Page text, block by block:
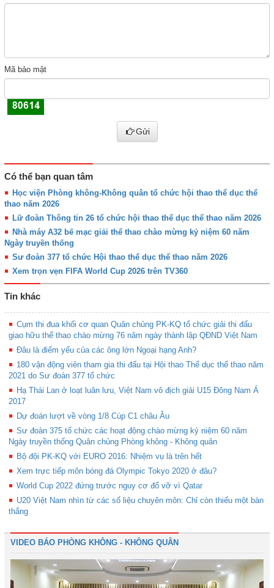
Mã bảo mật
Gửi
Có thể bạn quan tâm
Học viện Phòng không-Không quân tổ chức hội thao thể dục thể
thao năm 2026
Lữ đoàn Thông tin 26 tổ chức hội thao thể dục thể thao năm 2026
Nhà máy A32 bế mạc giải thể thao chào mừng kỷ niệm 60 năm
Ngày truyền thống
Sư đoàn 377 tổ chức Hội thao thể dục thể thao năm 2026
Xem trọn vẹn FIFA World Cup 2026 trên TV360
Tin khác
Cụm thi đua khối cơ quan Quân chủng PK-KQ tổ chức giải thi đấu
giao hữu thể thao chào mừng 76 năm ngày thành lập QĐND Việt Nam
Đâu là điểm yếu của các ông lớn Ngoại hạng Anh?
180 vận động viên tham gia thi đấu tại Hội thao Thể dục thể thao năm
2021 do Sư đoàn 377 tổ chức
Hạ Thái Lan ở loạt luân lưu, Việt Nam vô địch giải U15 Đông Nam Á
2017
Dự đoán lượt về vòng 1/8 Cúp C1 châu Âu
Sư đoàn 375 tổ chức các hoạt động chào mừng kỷ niệm 60 năm
Ngày truyền thống Quân chủng Phòng không - Không quân
Bộ đội PK-KQ với EURO 2016: Nhiệm vụ là trên hết
Xem trực tiếp môn bóng đá Olympic Tokyo 2020 ở đâu?
World Cup 2022 đứng trước nguy cơ đổ vỡ vì Qatar
U20 Việt Nam nhìn từ các số liệu chuyên môn: Chỉ còn thiếu một bàn
thắng
VIDEO BÁO PHÒNG KHÔNG - KHÔNG QUÂN